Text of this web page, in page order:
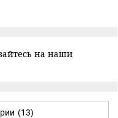
на наши
(13)